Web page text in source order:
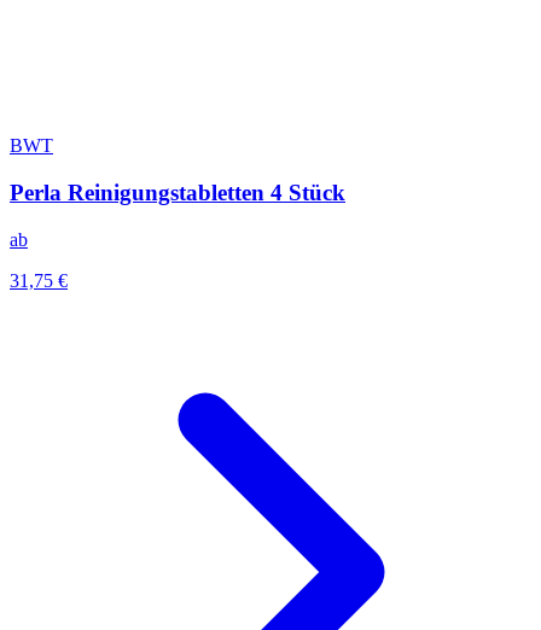
BWT
Perla Reinigungstabletten 4 Stück
ab
31,75 €